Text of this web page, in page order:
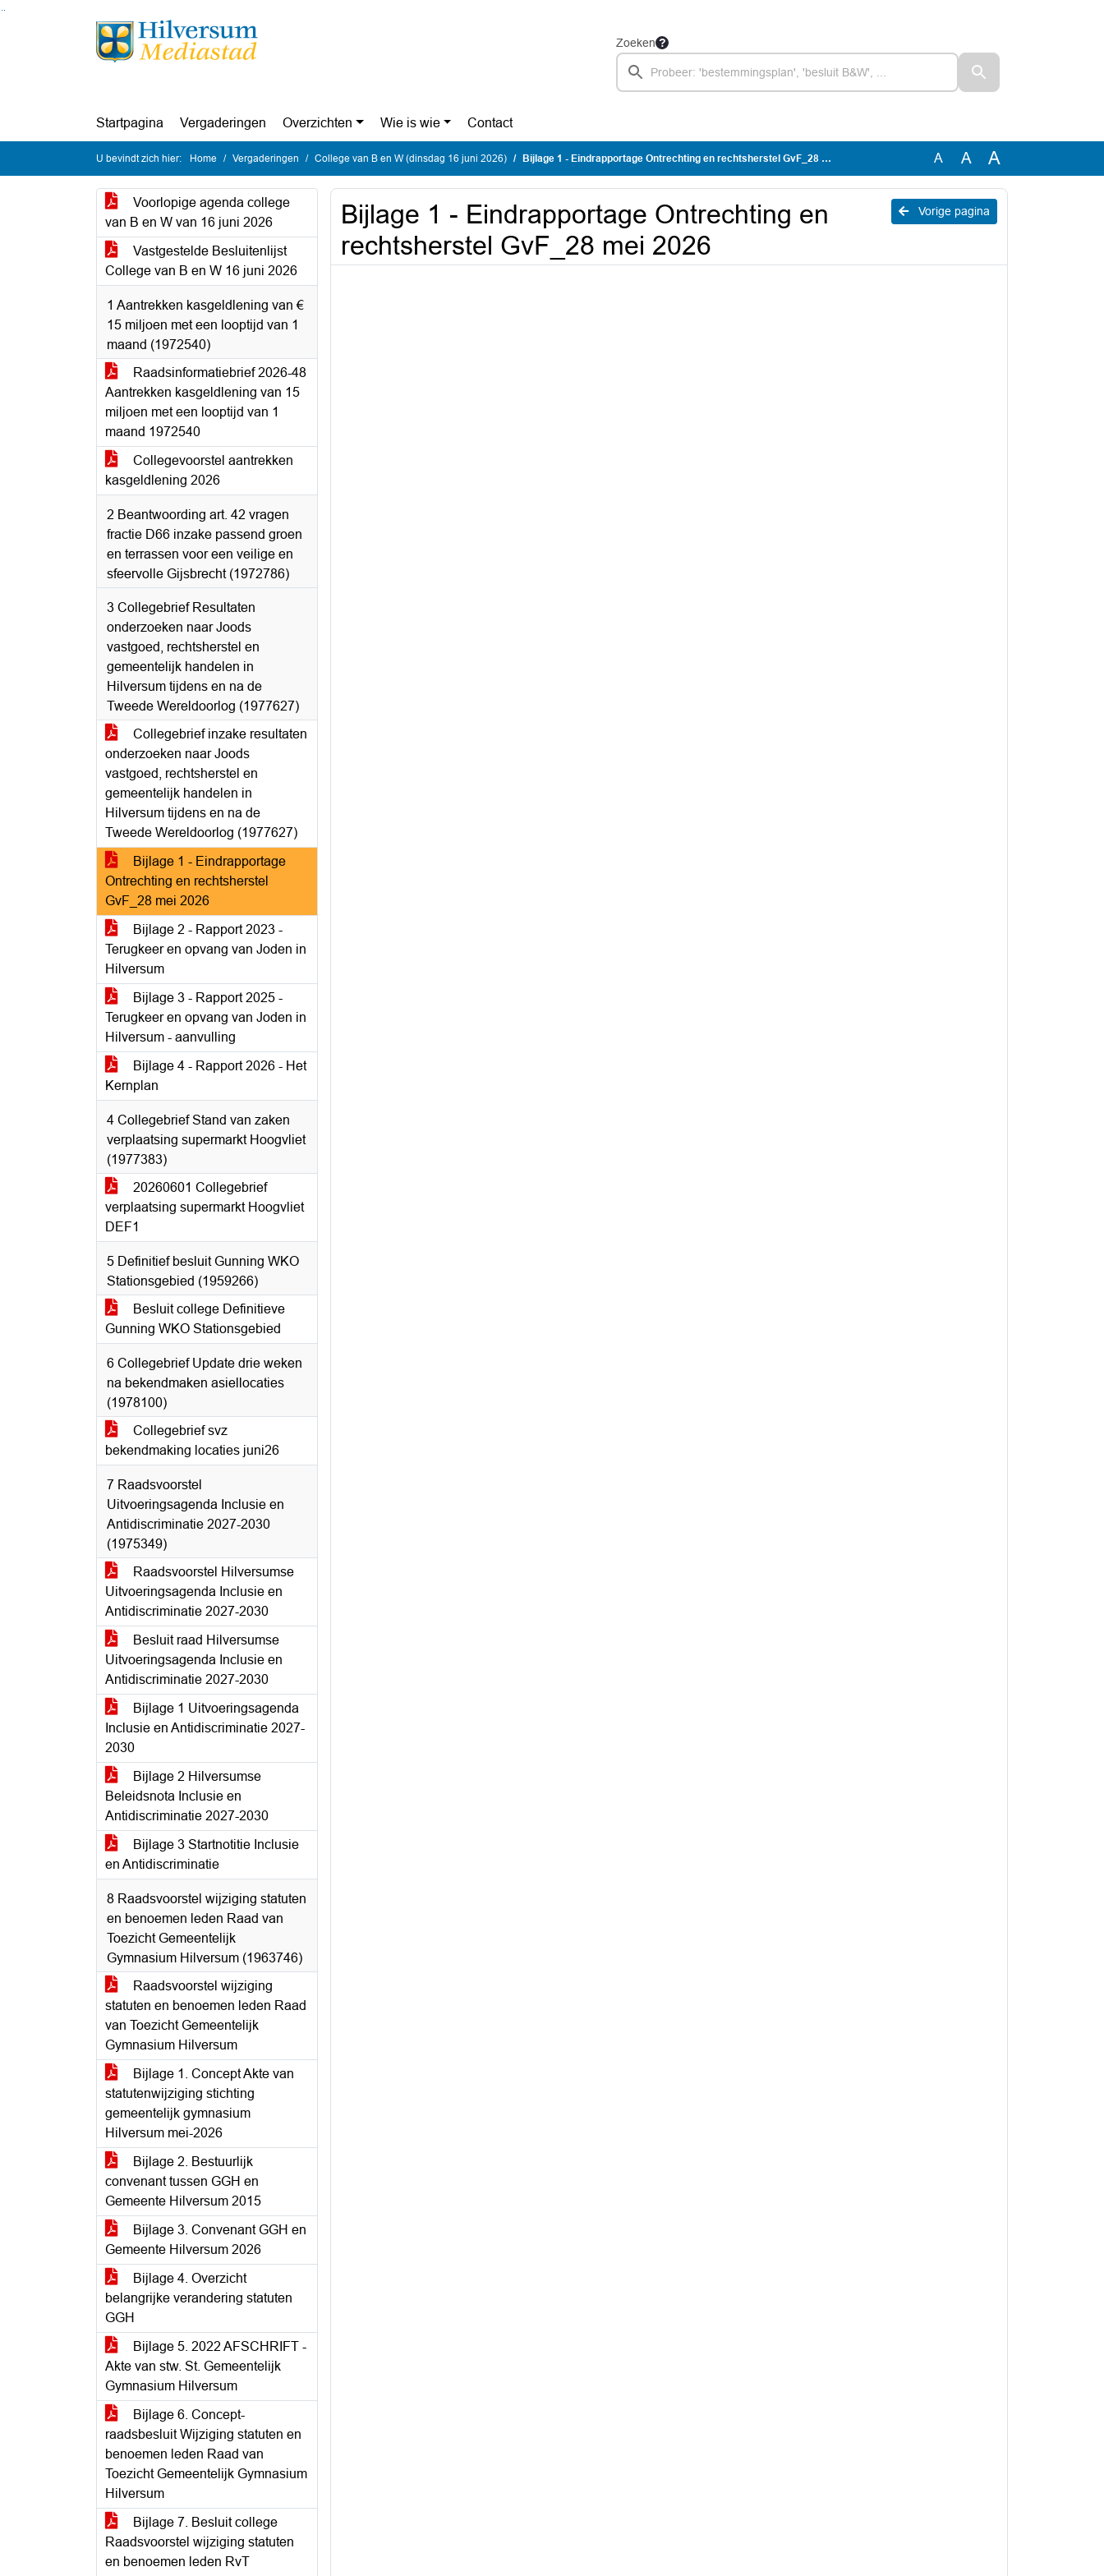
Ga naar de inhoud van deze pagina
Ga naar het zoeken
Ga naar het menu
Zoeken
Startpagina Vergaderingen Overzichten Wie is wie Contact
U bevindt zich hier: Home Vergaderingen College van B en W (dinsdag 16 juni 2026) Bijlage 1 - Eindrapportage Ontrechting en rechtsherstel GvF_28 mei 2026 A A A
Voorlopige agenda college
van B en W van 16 juni 2026
Vastgestelde Besluitenlijst
College van B en W 16 juni 2026
1 Aantrekken kasgeldlening van €
15 miljoen met een looptijd van 1
maand (1972540)
Raadsinformatiebrief 2026-48
Aantrekken kasgeldlening van 15
miljoen met een looptijd van 1
maand 1972540
Collegevoorstel aantrekken
kasgeldlening 2026
2 Beantwoording art. 42 vragen
fractie D66 inzake passend groen
en terrassen voor een veilige en
sfeervolle Gijsbrecht (1972786)
3 Collegebrief Resultaten
onderzoeken naar Joods
vastgoed, rechtsherstel en
gemeentelijk handelen in
Hilversum tijdens en na de
Tweede Wereldoorlog (1977627)
Collegebrief inzake resultaten
onderzoeken naar Joods
vastgoed, rechtsherstel en
gemeentelijk handelen in
Hilversum tijdens en na de
Tweede Wereldoorlog (1977627)
Bijlage 1 - Eindrapportage
Ontrechting en rechtsherstel
GvF_28 mei 2026
Bijlage 2 - Rapport 2023 -
Terugkeer en opvang van Joden in
Hilversum
Bijlage 3 - Rapport 2025 -
Terugkeer en opvang van Joden in
Hilversum - aanvulling
Bijlage 4 - Rapport 2026 - Het
Kernplan
4 Collegebrief Stand van zaken
verplaatsing supermarkt Hoogvliet
(1977383)
20260601 Collegebrief
verplaatsing supermarkt Hoogvliet
DEF1
5 Definitief besluit Gunning WKO
Stationsgebied (1959266)
Besluit college Definitieve
Gunning WKO Stationsgebied
6 Collegebrief Update drie weken
na bekendmaken asiellocaties
(1978100)
Collegebrief svz
bekendmaking locaties juni26
7 Raadsvoorstel
Uitvoeringsagenda Inclusie en
Antidiscriminatie 2027-2030
(1975349)
Raadsvoorstel Hilversumse
Uitvoeringsagenda Inclusie en
Antidiscriminatie 2027-2030
Besluit raad Hilversumse
Uitvoeringsagenda Inclusie en
Antidiscriminatie 2027-2030
Bijlage 1 Uitvoeringsagenda
Inclusie en Antidiscriminatie 2027-
2030
Bijlage 2 Hilversumse
Beleidsnota Inclusie en
Antidiscriminatie 2027-2030
Bijlage 3 Startnotitie Inclusie
en Antidiscriminatie
8 Raadsvoorstel wijziging statuten
en benoemen leden Raad van
Toezicht Gemeentelijk
Gymnasium Hilversum (1963746)
Raadsvoorstel wijziging
statuten en benoemen leden Raad
van Toezicht Gemeentelijk
Gymnasium Hilversum
Bijlage 1. Concept Akte van
statutenwijziging stichting
gemeentelijk gymnasium
Hilversum mei-2026
Bijlage 2. Bestuurlijk
convenant tussen GGH en
Gemeente Hilversum 2015
Bijlage 3. Convenant GGH en
Gemeente Hilversum 2026
Bijlage 4. Overzicht
belangrijke verandering statuten
GGH
Bijlage 5. 2022 AFSCHRIFT -
Akte van stw. St. Gemeentelijk
Gymnasium Hilversum
Bijlage 6. Concept-
raadsbesluit Wijziging statuten en
benoemen leden Raad van
Toezicht Gemeentelijk Gymnasium
Hilversum
Bijlage 7. Besluit college
Raadsvoorstel wijziging statuten
en benoemen leden RvT
Vorige pagina
Bijlage 1 - Eindrapportage Ontrechting en
rechtsherstel GvF_28 mei 2026